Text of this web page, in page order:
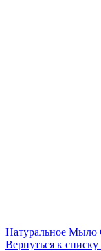
Натуральное Мыло
Вернуться к списку